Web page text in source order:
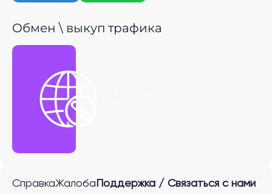
Обмен \ выкуп трафика
СправкаЖалоба Поддержка / Связаться с нами